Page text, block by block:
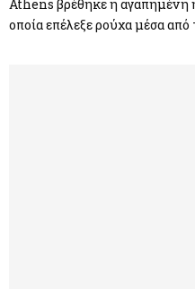
Athens βρέθηκε η αγαπημένη
οποία επέλεξε ρούχα μέσα